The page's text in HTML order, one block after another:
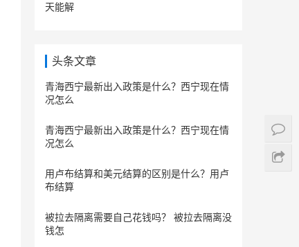
天能解
头条文章
青海西宁最新出入政策是什么？西宁现在情
况怎么
青海西宁最新出入政策是什么？西宁现在情
况怎么
用卢布结算和美元结算的区别是什么？用卢
布结算
被拉去隔离需要自己花钱吗？ 被拉去隔离没
钱怎